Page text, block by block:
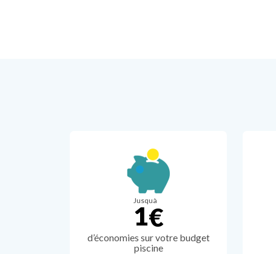
Jusquà
0
5
6
7
8
1
8
4
0
€
d’économies sur votre budget
piscine